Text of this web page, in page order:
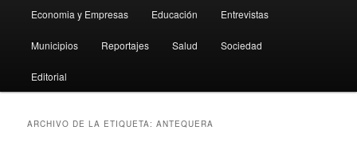
Economia y Empresas Educación Entrevistas
Municipios Reportajes Salud Sociedad
Editorial
ARCHIVO DE LA ETIQUETA:ANTEQUERA